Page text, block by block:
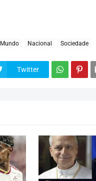
Mundo Nacional Sociedade
Twitter